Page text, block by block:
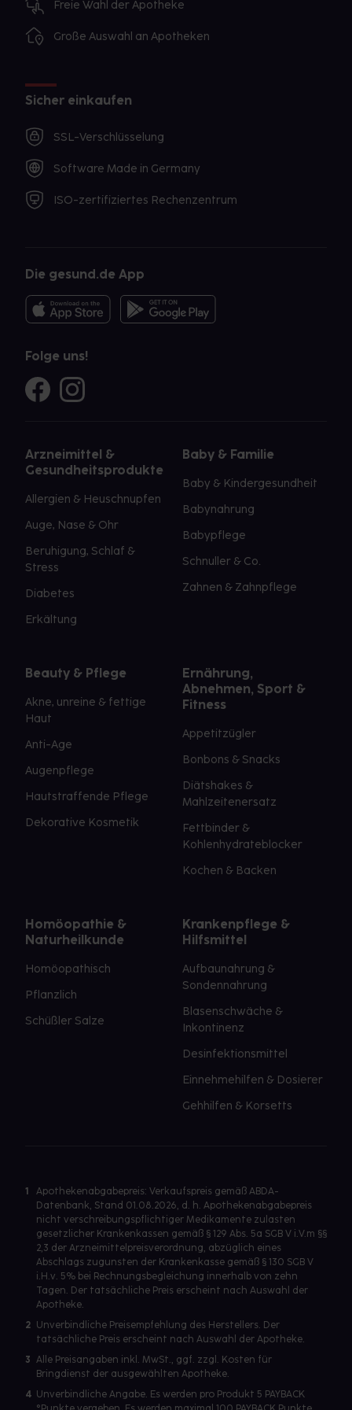
Freie Wahl der Apotheke
Große Auswahl an Apotheken
Sicher einkaufen
SSL-Verschlüsselung
Software Made in Germany
ISO-zertifiziertes Rechenzentrum
Die gesund.de App
Folge uns!
Arzneimittel &
Gesundheitsprodukte
Allergien & Heuschnupfen
Auge, Nase & Ohr
Beruhigung, Schlaf &
Stress
Diabetes
Erkältung
Baby & Familie
Baby & Kindergesundheit
Babynahrung
Babypflege
Schnuller & Co.
Zahnen & Zahnpflege
Beauty & Pflege
Akne, unreine & fettige
Haut
Anti-Age
Augenpflege
Hautstraffende Pflege
Dekorative Kosmetik
Ernährung,
Abnehmen, Sport &
Fitness
Appetitzügler
Bonbons & Snacks
Diätshakes &
Mahlzeitenersatz
Fettbinder &
Kohlenhydrateblocker
Kochen & Backen
Homöopathie &
Naturheilkunde
Homöopathisch
Pflanzlich
Schüßler Salze
Krankenpflege &
Hilfsmittel
Aufbaunahrung &
Sondennahrung
Blasenschwäche &
Inkontinenz
Desinfektionsmittel
Einnehmehilfen & Dosierer
Gehhilfen & Korsetts
1
Apothekenabgabepreis: Verkaufspreis gemäß ABDA-
Datenbank, Stand 01.08.2026, d. h. Apothekenabgabepreis
nicht verschreibungspflichtiger Medikamente zulasten
gesetzlicher Krankenkassen gemäß § 129 Abs. 5a SGB V i.V.m §§
2,3 der Arzneimittelpreisverordnung, abzüglich eines
Abschlags zugunsten der Krankenkasse gemäß § 130 SGB V
i.H.v. 5% bei Rechnungsbegleichung innerhalb von zehn
Tagen. Der tatsächliche Preis erscheint nach Auswahl der
Apotheke.
2 Unverbindliche Preisempfehlung des Herstellers. Der
tatsächliche Preis erscheint nach Auswahl der Apotheke.
3 Alle Preisangaben inkl. MwSt., ggf. zzgl. Kosten für
Bringdienst der ausgewählten Apotheke.
4 Unverbindliche Angabe. Es werden pro Produkt 5 PAYBACK